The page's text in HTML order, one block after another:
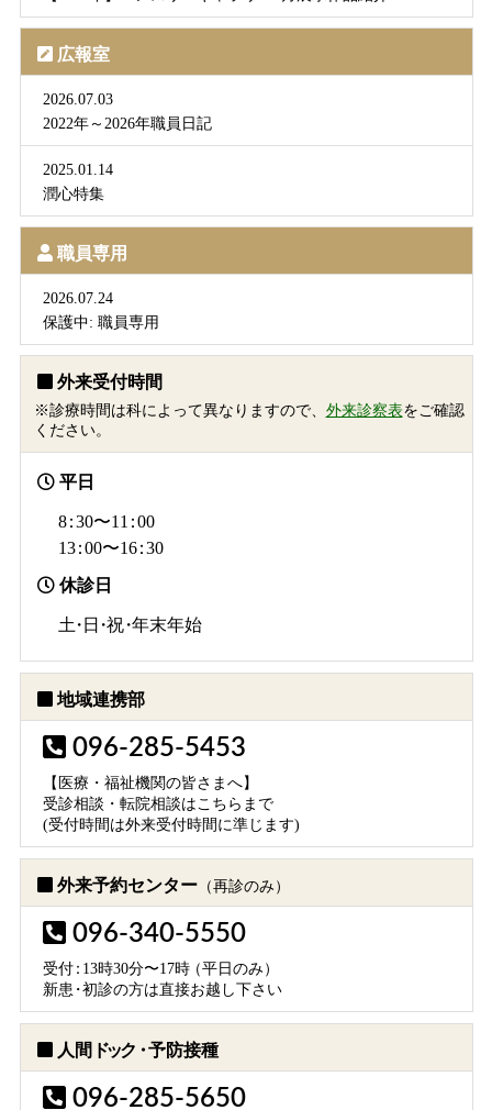
広報室
2026.07.03
2022年～2026年職員日記
2025.01.14
潤心特集
職員専用
2026.07.24
保護中: 職員専用
外来受付時間
※診療時間は科によって異なりますので、 外来診察表をご確認
ください。
平日
8：30〜1 1：00
13：00〜16：30
休診日
土・日・祝・年末年始
地域連携部
096-285-5453
【医療・福祉機関の皆さまへ】
受診相談・転院相談はこちらまで
(受付時間は外来受付時間に準じます)
外来予約センター（再診のみ）
096-340-5550
受付： 13時30分〜17時（平日のみ）
新患・初診の方は直接お越し下さい
人間 ドック・予防接種
096-285-5650